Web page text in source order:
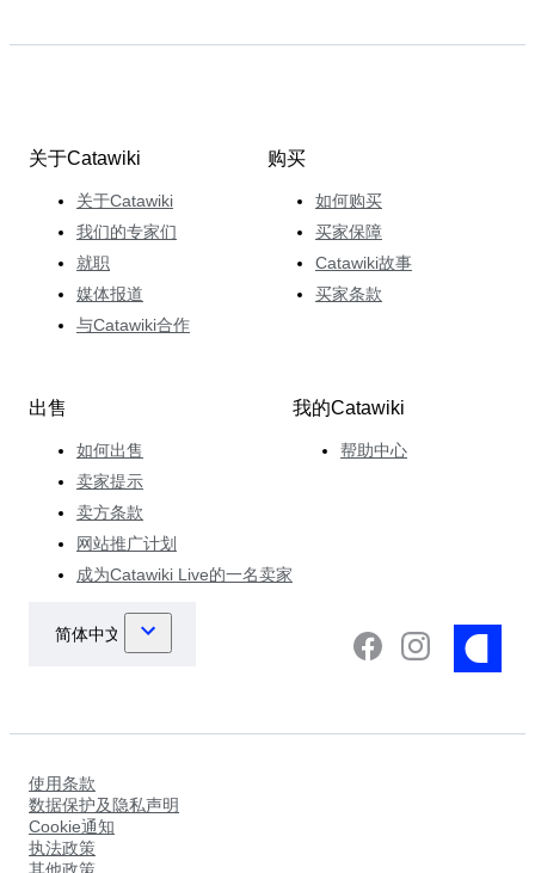
关于Catawiki
关于Catawiki
我们的专家们
就职
媒体报道
与Catawiki合作
购买
如何购买
买家保障
Catawiki故事
买家条款
出售
如何出售
卖家提示
卖方条款
网站推广计划
成为Catawiki Live的一名卖家
我的Catawiki
帮助中心
使用条款
数据保护及隐私声明
Cookie通知
执法政策